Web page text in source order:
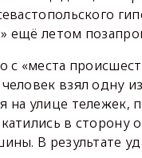
ещё летом
с «места
взял одну из
на улице тележек,
в сторону
В результате